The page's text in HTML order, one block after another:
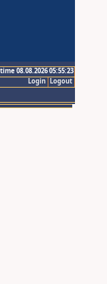
08.08.2026 05:55:23
Logout
Login